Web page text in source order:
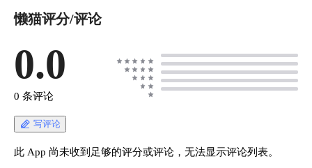
懒猫评分/评论
0.0
0 条评论
写评论
此 App 尚未收到足够的评分或评论，无法显示评论列表。